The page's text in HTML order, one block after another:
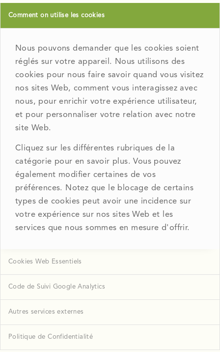
Comment on utilise les cookies
Nous pouvons demander que les cookies soient
réglés sur votre appareil. Nous utilisons des
cookies pour nous faire savoir quand vous visitez
nos sites Web, comment vous interagissez avec
nous, pour enrichir votre expérience utilisateur,
et pour personnaliser votre relation avec notre
site Web.
Cliquez sur les différentes rubriques de la
catégorie pour en savoir plus. Vous pouvez
également modifier certaines de vos
préférences. Notez que le blocage de certains
types de cookies peut avoir une incidence sur
votre expérience sur nos sites Web et les
services que nous sommes en mesure d'offrir.
Cookies Web Essentiels
Code de Suivi Google Analytics
Autres services externes
Politique de Confidentialité